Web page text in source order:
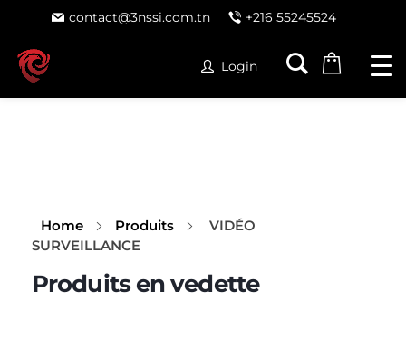
contact@3nssi.com.tn +216 55245524
Login
Home Produits
VIDÉO
SURVEILLANCE